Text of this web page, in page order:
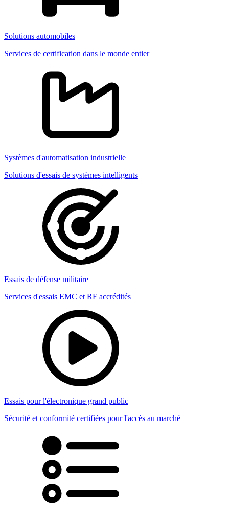
Solutions automobiles
Services de certification dans le monde entier
Systèmes d'automatisation industrielle
Solutions d'essais de systèmes intelligents
Essais de défense militaire
Services d'essais EMC et RF accrédités
Essais pour l'électronique grand public
Sécurité et conformité certifiées pour l'accès au marché